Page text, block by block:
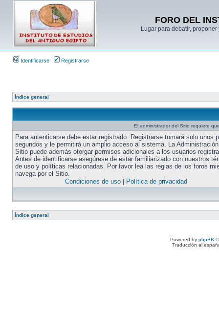
FORO DEL
Lugar para debatir,
Identificarse Registrarse
Índice general
El administrador del Sitio requiere
Para autenticarse debe estar registrado. Registrarse tomará solo unos
segundos y le permitirá un amplio acceso al sistema. La
Sitio puede además otorgar permisos adicionales a los usuarios
Antes de identificarse asegúrese de estar familiarizado con nuestros
de uso y políticas relacionadas. Por favor lea las reglas de los foros
navega por el Sitio.
Condiciones de uso| Política de privacidad
Índice general
Powered by phpBB
Traducción al